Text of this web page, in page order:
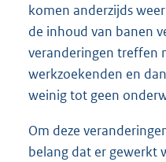
komen anderzijds
de inhoud van banen
veranderingen treffen
werkzoekenden en
weinig tot geen
Om deze
belang dat er gewerkt